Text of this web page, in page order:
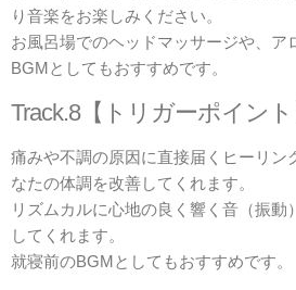
り音楽をお楽しみください。
お風呂場でのヘッドマッサージや、ア
BGMとしてもおすすめです。
Track.8【トリガーポイント
痛みや不調の原因に直接届くヒーリン
なたの体調を改善してくれます。
リズムカルに心地の良く響く音（振動
してくれます。
就寝前のBGMとしてもおすすめです。